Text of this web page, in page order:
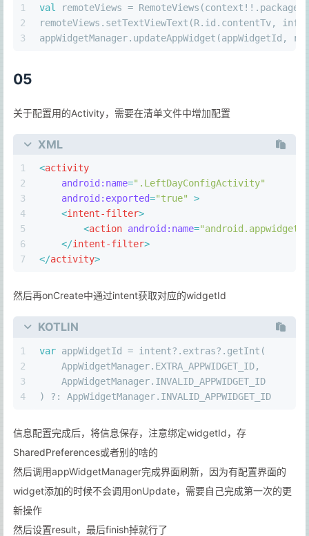
1
2
3
val remoteViews =
remoteViews.setTextViewText(R.id.contentTv, info)
appWidgetManager.updateAppWidget(appWidgetId,
05
关于配置用的Activity，需要在清单文件中增加配置
XML
1
2
3
4
5
6
7
<activity
android:name=".LeftDayConfigActivity"
android:exported="true"
>
<intent-filter>
<action android:name=
</intent-filter>
</activity>
然后再onCreate中通过intent获取对应的widgetId
KOTLIN
1
2
3
4
var appWidgetId = intent?.extras?.getInt(
    AppWidgetManager.EXTRA_APPWIDGET_ID,
    AppWidgetManager.INVALID_APPWIDGET_ID
) ?: AppWidgetManager.INVALID_APPWIDGET_ID
信息配置完成后，将信息保存，注意绑定widgetId，存
SharedPreferences或者别的啥的
然后调用appWidgetManager完成界面刷新，因为有配置界面的
widget添加的时候不会调用onUpdate，需要自己完成第一次的更
新操作
然后设置result，最后finish掉就行了